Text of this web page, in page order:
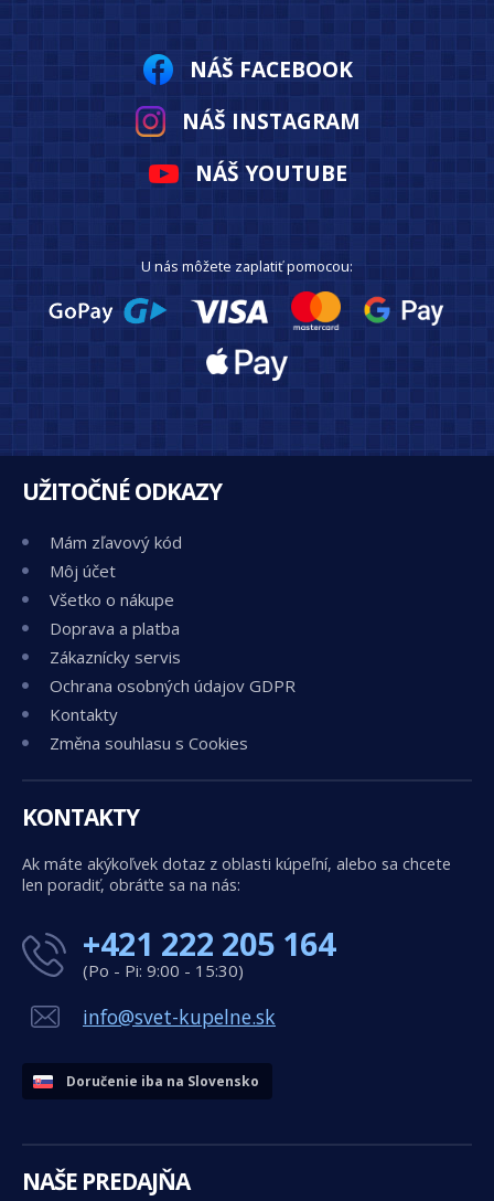
NÁŠ FACEBOOK
NÁŠ INSTAGRAM
NÁŠ YOUTUBE
U nás môžete zaplatiť pomocou:
UŽITOČNÉ ODKAZY
Mám zľavový kód
Môj účet
Všetko o nákupe
Doprava a platba
Zákaznícky servis
Ochrana osobných údajov GDPR
Kontakty
Změna souhlasu s Cookies
KONTAKTY
Ak máte akýkoľvek dotaz z oblasti kúpeľní, alebo sa chcete
len poradiť, obráťte sa na nás:
+421 222 205 164
(Po - Pi: 9:00 - 15:30)
info@svet-kupelne.sk
Doručenie iba na Slovensko
NAŠE PREDAJŇA